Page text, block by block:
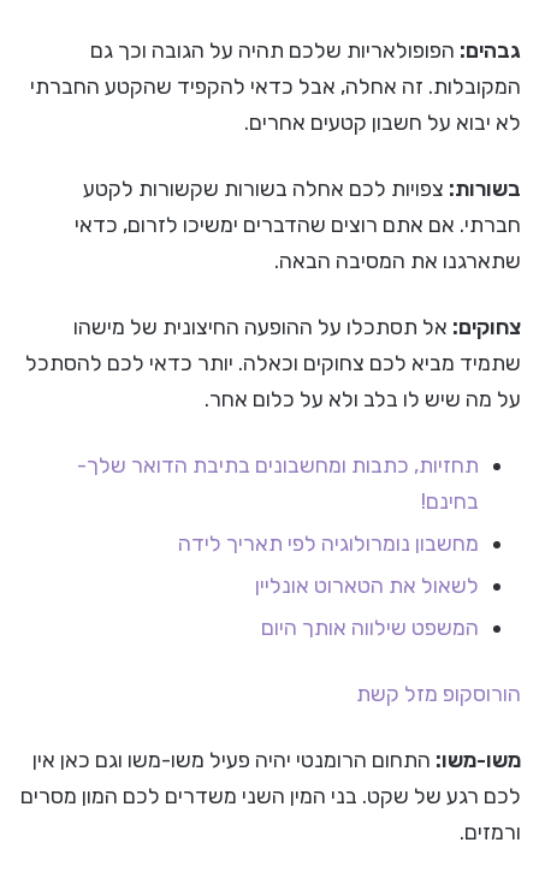
גבהים: הפופולאריות שלכם תהיה על הגובה וכך גם
המקובלות. זה אחלה, אבל כדאי להקפיד שהקטע החברתי
לא יבוא על חשבון קטעים אחרים.
בשורות: צפויות לכם אחלה בשורות שקשורות לקטע
חברתי. אם אתם רוצים שהדברים ימשיכו לזרום, כדאי
שתארגנו את המסיבה הבאה.
צחוקים: אל תסתכלו על ההופעה החיצונית של מישהו
שתמיד מביא לכם צחוקים וכאלה. יותר כדאי לכם להסתכל
על מה שיש לו בלב ולא על כלום אחר.
תחזיות, כתבות ומחשבונים בתיבת הדואר שלך-
בחינם!
מחשבון נומרולוגיה לפי תאריך לידה
לשאול את הטארוט אונליין
המשפט שילווה אותך היום
הורוסקופ מזל קשת
משו-משו: התחום הרומנטי יהיה פעיל משו-משו וגם כאן אין
לכם רגע של שקט. בני המין השני משדרים לכם המון מסרים
ורמזים.